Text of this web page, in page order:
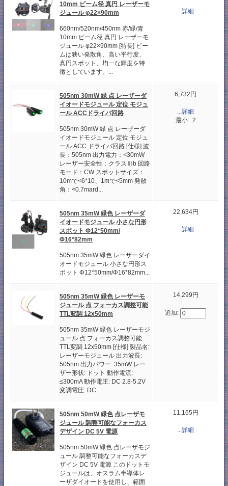
10mm ビーム径 真円 レーザーモ
ジュール φ22×90mm
660nm/520nm/450nm 赤/緑/青
10mm ビーム径 真円 レーザーモ
ジュール φ22×90mm [特長] ビー
ムは狭い発散角、高い平行度、
真円スポット、均一な輝度を特
徴としています。...
...詳細
505nm 30mW 緑 点 レーザーダ
イオードモジュール 定位 モジュ
ール ACCドライバ回路
505nm 30mW 緑 点 レーザーダ
イオードモジュール 定位 モジュ
ール ACC ドライバ回路 [仕様] 波
長：505nm 出力電力：<30mW
レーザー安全性：クラスⅢb 回路
モード：CW スポットサイズ：
10mで<6*10、1mで<5mm 発散
角：<0.7mard...
6,732円
...詳細
最小: 2
505nm 35mW 緑色 レーザーダ
イオードモジュール 小さな円形
スポット Φ12*50mm/
Φ16*82mm
505nm 35mW 緑色 レーザーダイ
オードモジュール 小さな円形ス
ポット Φ12*50mm/Φ16*82mm...
22,634円
...詳細
505nm 35mW 緑色 レーザーモ
ジュール 点 フォーカス調整可能
TTL変調 12x50mm
505nm 35mW 緑色 レーザーモジ
ュール 点 フォーカス調整可能
TTL変調 12x50mm [仕様] 製品名:
レーザーモジュール 出力波長:
505nm 出力パワー: 35mW レー
ザー形状: ドット 動作電流:
≤300mA 動作電圧: DC 2.8-5.2V
変調電圧: DC...
14,299円
追加:
505nm 50mW 緑色 点レーザモ
ジュール 調整可能なフォーカス
デザイン DC 5V 電源
505nm 50mW 緑色 点レーザモジ
ュール 調整可能なフォーカスデ
ザイン DC 5V 電源 このドットモ
ジュールは、オスラム半導体レ
ーザダイオードを使用し、範囲
11,165円
...詳細